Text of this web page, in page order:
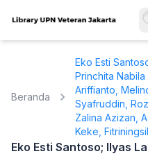
Beranda
Eko Esti
Princhita
Ariffianto,
Syafruddin,
Zalina Azizan,
Keke,
Eko Esti Santoso; Ilyas